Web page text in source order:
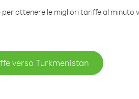
ottenere le migliori tariffe al minuto
verso Turkmenistan